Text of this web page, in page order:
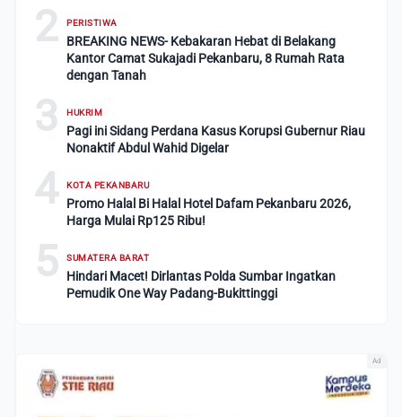
2 PERISTIWA
BREAKING NEWS- Kebakaran Hebat di Belakang
Kantor Camat Sukajadi Pekanbaru, 8 Rumah Rata
dengan Tanah
3 HUKRIM
Pagi ini Sidang Perdana Kasus Korupsi Gubernur Riau
Nonaktif Abdul Wahid Digelar
4 KOTA PEKANBARU
Promo Halal Bi Halal Hotel Dafam Pekanbaru 2026,
Harga Mulai Rp125 Ribu!
5 SUMATERA BARAT
Hindari Macet! Dirlantas Polda Sumbar Ingatkan
Pemudik One Way Padang-Bukittinggi
Ad